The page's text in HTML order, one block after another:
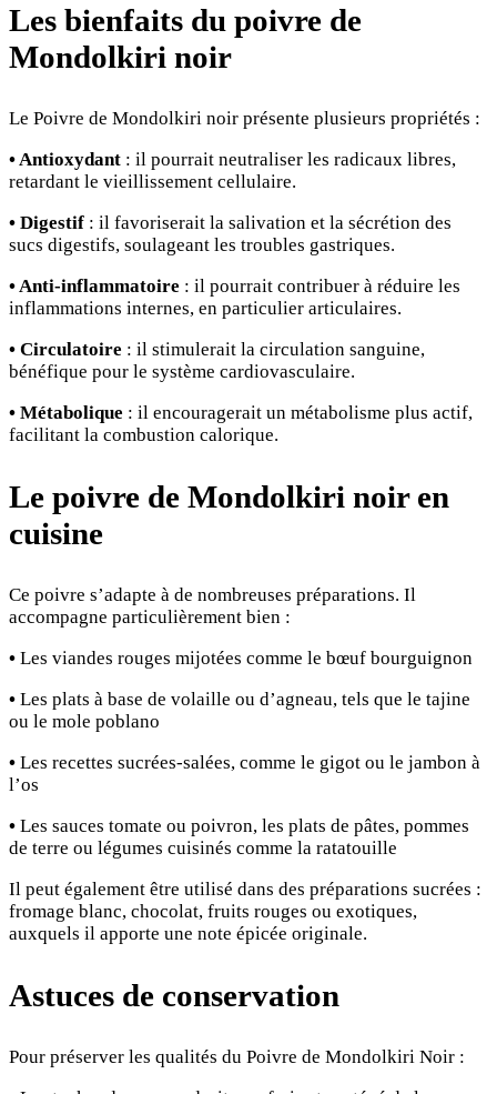
Les bienfaits du poivre de
Mondolkiri noir
Le Poivre de Mondolkiri noir présente plusieurs propriétés :
• Antioxydant : il pourrait neutraliser les radicaux libres,
retardant le vieillissement cellulaire.
• Digestif : il favoriserait la salivation et la sécrétion des
sucs digestifs, soulageant les troubles gastriques.
• Anti-inflammatoire : il pourrait contribuer à réduire les
inflammations internes, en particulier articulaires.
• Circulatoire : il stimulerait la circulation sanguine,
bénéfique pour le système cardiovasculaire.
• Métabolique : il encouragerait un métabolisme plus actif,
facilitant la combustion calorique.
Le poivre de Mondolkiri noir en
cuisine
Ce poivre s’adapte à de nombreuses préparations. Il
accompagne particulièrement bien :
• Les viandes rouges mijotées comme le bœuf bourguignon
• Les plats à base de volaille ou d’agneau, tels que le tajine
ou le mole poblano
• Les recettes sucrées-salées, comme le gigot ou le jambon à
l’os
• Les sauces tomate ou poivron, les plats de pâtes, pommes
de terre ou légumes cuisinés comme la ratatouille
Il peut également être utilisé dans des préparations sucrées :
fromage blanc, chocolat, fruits rouges ou exotiques,
auxquels il apporte une note épicée originale.
Astuces de conservation
Pour préserver les qualités du Poivre de Mondolkiri Noir :